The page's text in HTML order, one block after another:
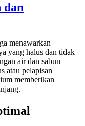
dan
menawarkan
yang halus dan tidak
air dan sabun
atau pelapisan
memberikan